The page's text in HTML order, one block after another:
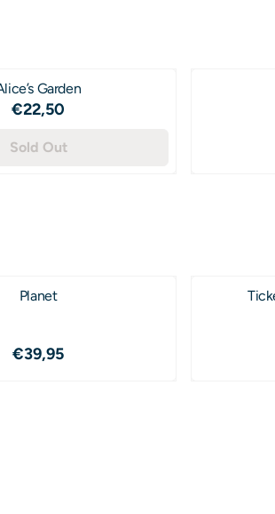
Garden
Price: 22,50
€22,50
Sold Out
Planet
Price: 39,95
€39,95